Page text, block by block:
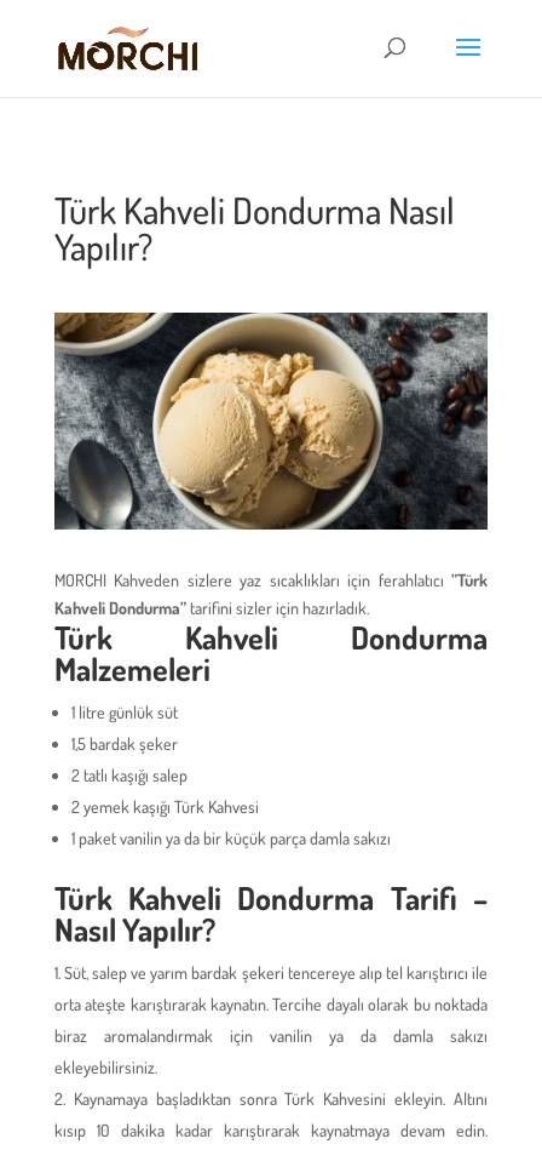
Türk Kahveli Dondurma Nasıl
Yapılır?
MORCHI Kahveden sizlere yaz sıcaklıkları için ferahlatıcı”Türk
Kahveli Dondurma”tarifini sizler için hazırladık.
Türk Kahveli Dondurma
Malzemeleri
1 litre günlük süt
1,5 bardak şeker
2 tatlı kaşığı salep
2 yemek kaşığı Türk Kahvesi
1 paket vanilin ya da bir küçük parça damla sakızı
Türk Kahveli Dondurma Tarifi –
Nasıl Yapılır?
Süt, salep ve yarım bardak şekeri tencereye alıp tel karıştırıcı ile
orta ateşte karıştırarak kaynatın. Tercihe dayalı olarak bu noktada
biraz aromalandırmak için vanilin ya da damla sakızı
ekleyebilirsiniz.
Kaynamaya başladıktan sonra Türk Kahvesini ekleyin. Altını
kısıp 10 dakika kadar karıştırarak kaynatmaya devam edin.